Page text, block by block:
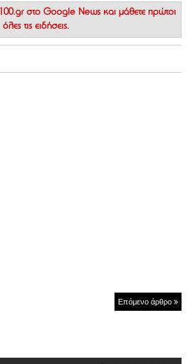
στο Google News και μάθετε πρώτοι
όλες τις ειδήσεις.
Επόμενο άρθρο